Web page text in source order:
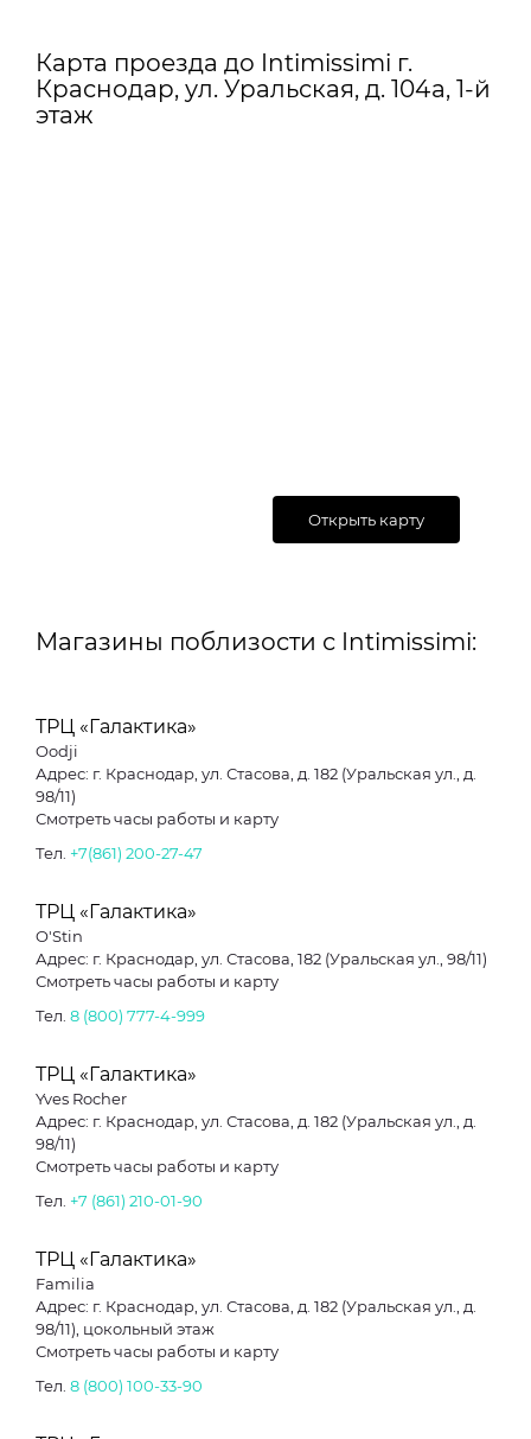
Карта проезда до Intimissimi г.
Краснодар, ул. Уральская, д. 104а, 1-й
этаж
Открыть карту
Магазины поблизости с Intimissimi:
ТРЦ «Галактика»
Oodji
Адрес: г. Краснодар, ул. Стасова, д. 182 (Уральская ул., д.
98/11)
Смотреть часы работы и карту
Тел. +7(861) 200-27-47
ТРЦ «Галактика»
O'Stin
Адрес: г. Краснодар, ул. Стасова, 182 (Уральская ул., 98/11)
Смотреть часы работы и карту
Тел. 8 (800) 777-4-999
ТРЦ «Галактика»
Yves Rocher
Адрес: г. Краснодар, ул. Стасова, д. 182 (Уральская ул., д.
98/11)
Смотреть часы работы и карту
Тел. +7 (861) 210-01-90
ТРЦ «Галактика»
Familia
Адрес: г. Краснодар, ул. Стасова, д. 182 (Уральская ул., д.
98/11), цокольный этаж
Смотреть часы работы и карту
Тел. 8­ (800) ­100-33-­90